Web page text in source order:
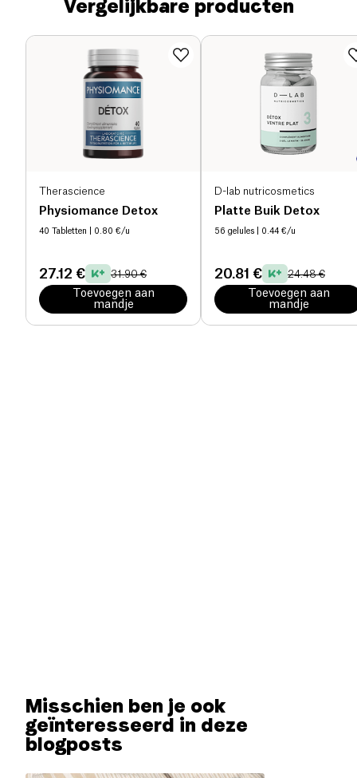
Vergelijkbare producten
Therascience
Physiomance Detox
40 Tabletten | 0.80 €/u
27.12 € 31.90 €
Toevoegen aan
mandje
D-lab nutricosmetics
Platte Buik Detox
56 gelules | 0.44 €/u
20.81 € 24.48 €
Toevoegen aan
mandje
Misschien ben je ook
geïnteresseerd in deze
blogposts